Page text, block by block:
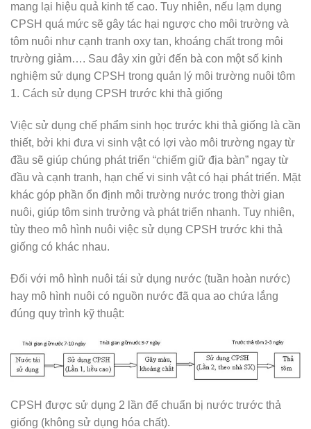
mang lại hiệu quả kinh tế cao. Tuy nhiên, nếu lạm dụng
CPSH quá mức sẽ gây tác hại ngược cho môi trường và
tôm nuôi như cạnh tranh oxy tan, khoáng chất trong môi
trường giảm…. Sau đây xin gửi đến bà con một số kinh
nghiệm sử dụng CPSH trong quản lý môi trường nuôi tôm
1. Cách sử dụng CPSH trước khi thả giống
Việc sử dụng chế phẩm sinh học trước khi thả giống là cần
thiết, bởi khi đưa vi sinh vật có lợi vào môi trường ngay từ
đầu sẽ giúp chúng phát triển “chiếm giữ địa bàn” ngay từ
đầu và cạnh tranh, hạn chế vi sinh vật có hại phát triển. Mặt
khác góp phần ổn định môi trường nước trong thời gian
nuôi, giúp tôm sinh trưởng và phát triển nhanh. Tuy nhiên,
tùy theo mô hình nuôi việc sử dụng CPSH trước khi thả
giống có khác nhau.
Đối với mô hình nuôi tái sử dụng nước (tuần hoàn nước)
hay mô hình nuôi có nguồn nước đã qua ao chứa lắng
đúng quy trình kỹ thuật:
CPSH được sử dụng 2 lần để chuẩn bị nước trước thả
giống (không sử dụng hóa chất).